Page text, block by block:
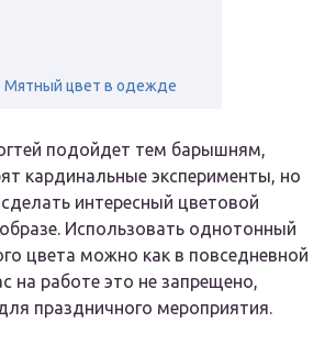
Мятный цвет в одежде
подойдет тем барышням,
кардинальные эксперименты, но
интересный цветовой
Использовать однотонный
цвета можно как в повседневной
на работе это не запрещено,
праздничного мероприятия.